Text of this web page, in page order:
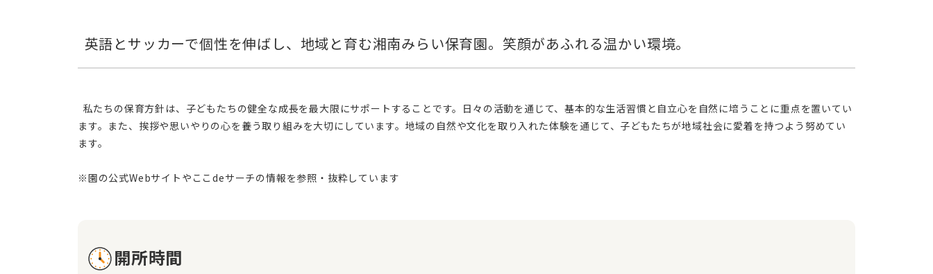
ます。また、挨拶や思いやりの心を養う取り組みを大切にしています。地域の自然や文化を取り入れた体験を通じて、子どもたちが地域社会に愛着を持つよう努めてい
ます。
開所時間